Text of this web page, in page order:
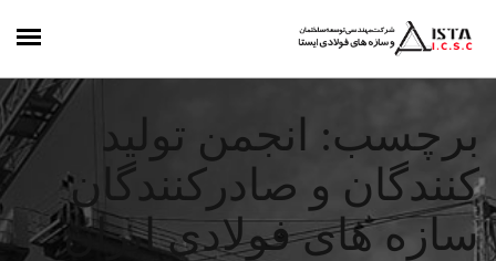
برچسب: انجمن تولید
کنندگان و صادرکنندگان
سازه های فولادی ایران